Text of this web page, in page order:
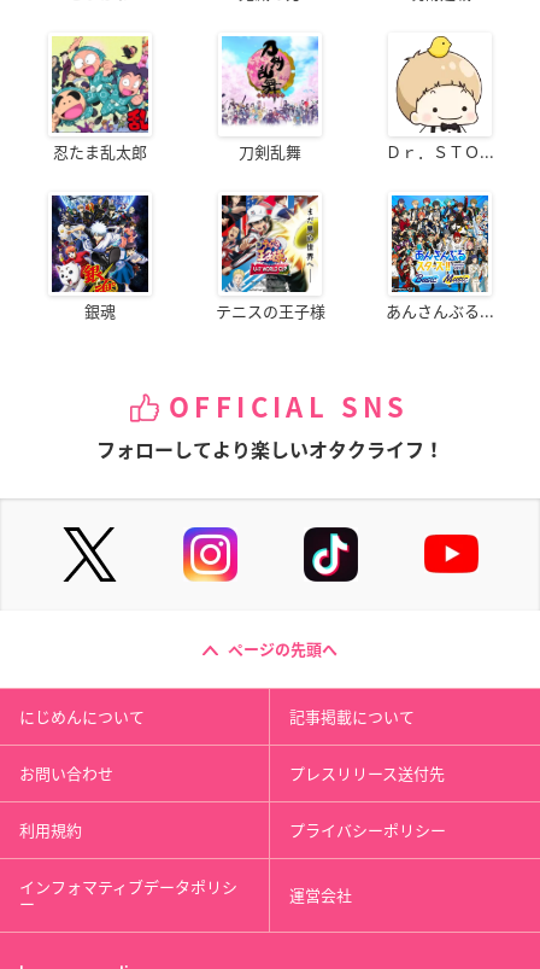
忍たま乱太郎 刀剣乱舞 Ｄｒ．ＳＴＯ...
銀魂 テニスの王子様 あんさんぶる...
OFFICIAL SNS
フォローしてより楽しいオタクライフ！
ページの先頭へ
にじめんについて 記事掲載について
お問い合わせ プレスリリース送付先
利用規約 プライバシーポリシー
インフォマティブデータポリシ
ー 運営会社